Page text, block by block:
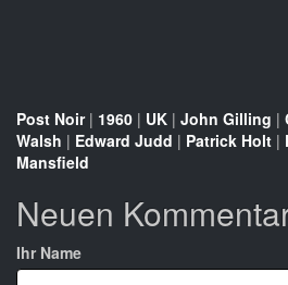
Post Noir| 1960 | UK | John Gilling |
Walsh | Edward Judd | Patrick Holt |
Mansfield
Neuen
Ihr Name